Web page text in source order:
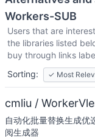
Workers-SUB
Users that are
the libraries listed
buy through links
Sorting:
✓ Most
cmliu /
自动化批量替换生成优
阅生成器